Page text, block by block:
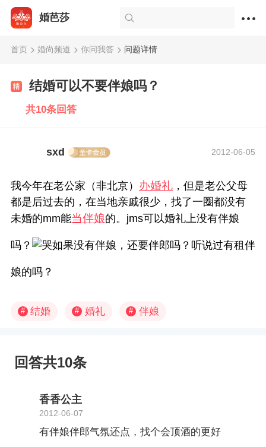
婚芭莎
首页 婚尚频道 你问我答 问题详情
结婚可以不要伴娘吗？
共10条回答
sxd 2012-06-05
我今年在老公家（非北京） 办婚礼，但是老公父母
都是后过去的，在当地亲戚很少，找了一圈都没有
未婚的mm能当伴娘的。jms可以婚礼上没有伴娘
吗？ 如果没有伴娘，还要伴郎吗？听说过有租伴
娘的吗？
# 结婚 # 婚礼 # 伴娘
回答共10条
香香公主
2012-06-07
有伴娘伴郎气氛还点，找个会顶酒的更好